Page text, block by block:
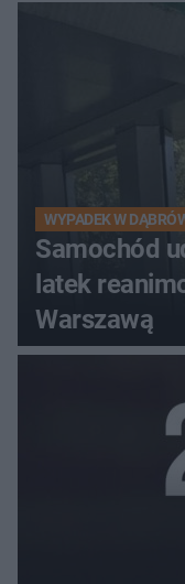
WYPADEK W
Samochód
latek
Warszawą